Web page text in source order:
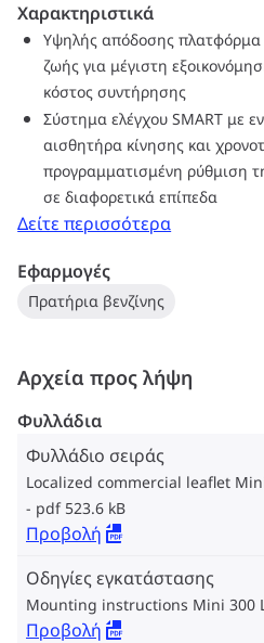
μπορεί να ελέγξει έως και 6
θα έχει θετικό αντίκτυπο στην
επίσης να οδηγήσει σε πρόσθετη
φωτιστικό Mini 300 LED gen3
να εγκατασταθεί εύκολα από ένα
φωτιστικού μπορούν ακόμη και
του εδάφους χρησιμοποιώντας
τηλεχειριστήριο, εξαλείφοντας
Με τη δωρεάν εφαρμογή Mini 300
στέκεστε στο πάτωμα. Τα
εκδόσεις χωνευτής
αναβάθμισης που μειώνει το
Χαρακτηριστικά
Υψηλής απόδοσης πλατφόρμα
ζωής για μέγιστη
κόστος συντήρησης
Σύστημα ελέγχου SMART με
αισθητήρα κίνησης και
προγραμματισμένη ρύθμιση
σε διαφορετικά επίπεδα
Δείτε περισσότερα
Εφαρμογές
Πρατήρια βενζίνης
Αρχεία προς λήψη
Φυλλάδια
Φυλλάδιο σειράς
Localized commercial leaflet
pdf 523.6 kB
Προβολή
Οδηγίες εγκατάστασης
Mounting instructions Mini 300
Προβολή